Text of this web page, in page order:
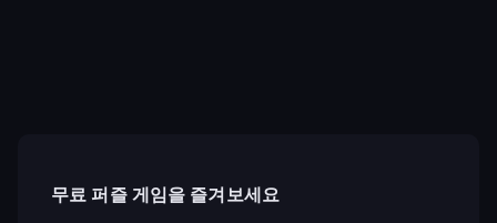
무료 퍼즐 게임을 즐겨보세요